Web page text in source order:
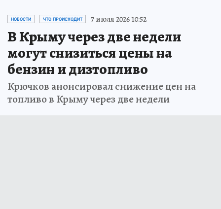
НОВОСТИ ЧТО ПРОИСХОДИТ 7 июля 2026 10:52
В Крыму через две недели
могут снизиться цены на
бензин и дизтопливо
Крючков анонсировал снижение цен на
топливо в Крыму через две недели